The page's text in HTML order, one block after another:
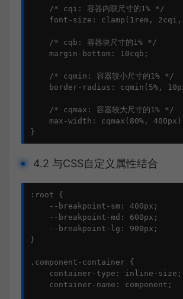
    /* cqi: 容器内联尺寸的1% */
font-size: clamp(1rem, 2cqi,
    /* cqb: 容器块尺寸的1% */
    margin-bottom: 10cqb;
    /* cqmin: 容器较小尺寸的1% */
border-radius: cqmin(5%,
    /* cqmax: 容器较大尺寸的1% */
max-width: cqmax(80%,
}
4.2 与CSS自定义属性结合
:root {
    --breakpoint-sm: 400px;
    --breakpoint-md: 600px;
    --breakpoint-lg: 900px;
}
.component-container {
    container-type: inline-size;
    container-name: component;